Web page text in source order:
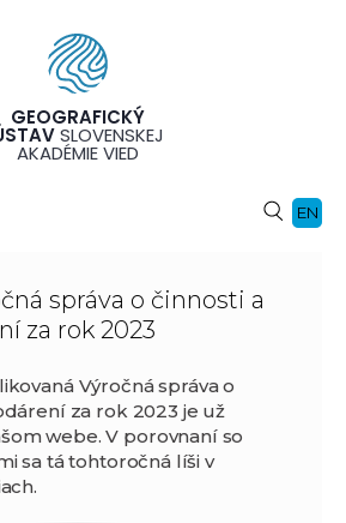
GEOGRAFICKÝ
SLOVENSKEJ
AKADÉMIE VIED
EN
správa o činnosti a
za rok 2023
Výročná správa o
za rok 2023 je už
webe. V porovnaní so
sa tá tohtoročná líši v